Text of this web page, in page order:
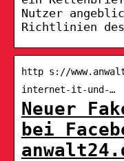
Nutzer
Richtlinien
http s://
internet-it-und-…
Neuer
bei